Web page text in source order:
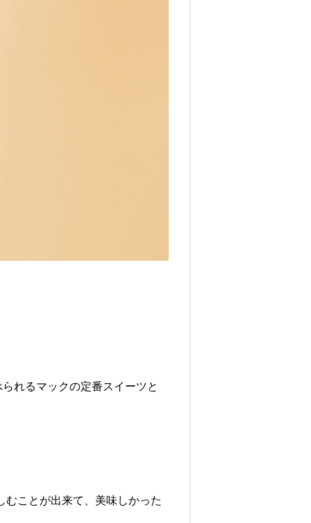
れるマックの定番スイーツと
ことが出来て、美味しかった